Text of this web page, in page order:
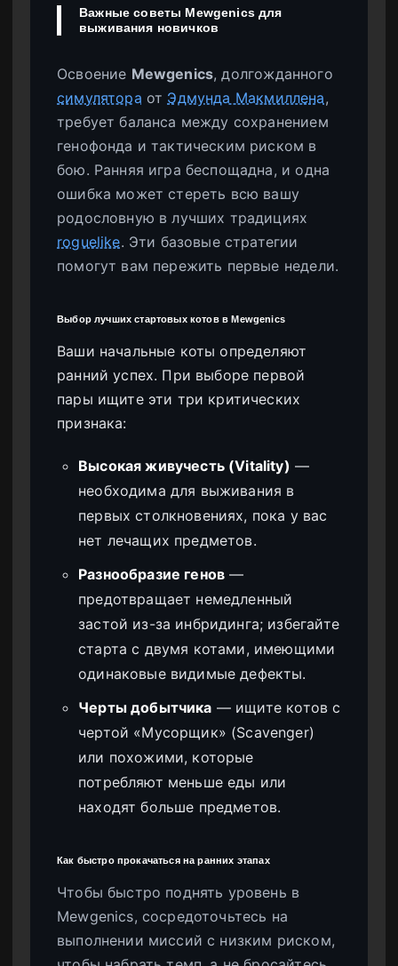
Важные советы Mewgenics для
выживания новичков
Освоение Mewgenics, долгожданного
симулятора от Эдмунда Макмиллена,
требует баланса между сохранением
генофонда и тактическим риском в
бою. Ранняя игра беспощадна, и одна
ошибка может стереть всю вашу
родословную в лучших традициях
roguelike. Эти базовые стратегии
помогут вам пережить первые недели.
Выбор лучших стартовых котов в Mewgenics
Ваши начальные коты определяют
ранний успех. При выборе первой
пары ищите эти три критических
признака:
Высокая живучесть (Vitality) —
необходима для выживания в
первых столкновениях, пока у вас
нет лечащих предметов.
Разнообразие генов —
предотвращает немедленный
застой из-за инбридинга; избегайте
старта с двумя котами, имеющими
одинаковые видимые дефекты.
Черты добытчика — ищите котов с
чертой «Мусорщик» (Scavenger)
или похожими, которые
потребляют меньше еды или
находят больше предметов.
Как быстро прокачаться на ранних этапах
Чтобы быстро поднять уровень в
Mewgenics, сосредоточьтесь на
выполнении миссий с низким риском,